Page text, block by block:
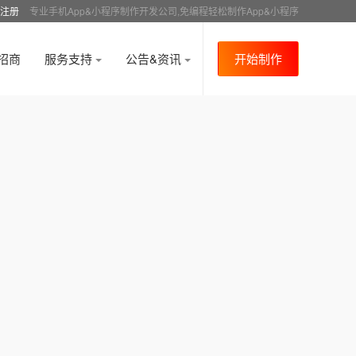
册 专业手机App&小程序制作开发公司,免编程轻松制作App&小程序
商 服务支持 公告&资讯 开始制作